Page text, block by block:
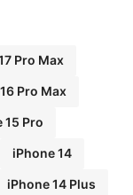
Pro Max
Pro Max
15 Pro
iPhone 14
iPhone 14 Plus